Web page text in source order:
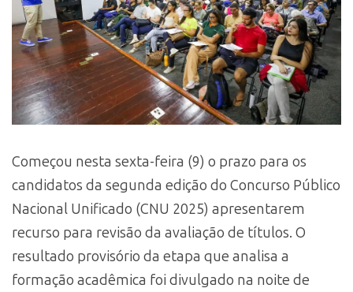
Começou nesta sexta-feira (9) o prazo para os
candidatos da segunda edição do Concurso Público
Nacional Unificado (CNU 2025) apresentarem
recurso para revisão da avaliação de títulos. O
resultado provisório da etapa que analisa a
formação acadêmica foi divulgado na noite de